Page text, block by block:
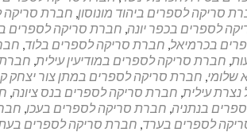
סריקה לספרים ביהוד מונוסון, חברת סריקה
לספרים בכפר יונה, חברת סריקה לספרים
בכרמיאל, חברת סריקה לספרים בלוד,
, חברת סריקה לספרים במודיעין עילית,
שלומי, חברת סריקה לספרים במתן צור יצחק
עילית, חברת סריקה לספרים בנס ציונה,
בנתניה, חברת סריקה לספרים בעכו,
לספרים בערד, חברת סריקה לספרים